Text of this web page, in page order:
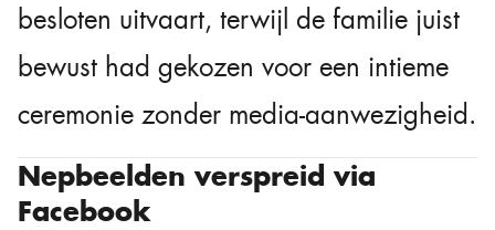
besloten uitvaart, terwijl de familie juist
bewust had gekozen voor een intieme
ceremonie zonder media-aanwezigheid.
Nepbeelden verspreid via
Facebook